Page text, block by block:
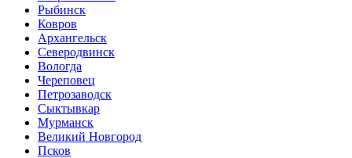
Рыбинск
Ковров
Архангельск
Северодвинск
Вологда
Череповец
Петрозаводск
Сыктывкар
Мурманск
Великий Новгород
Псков